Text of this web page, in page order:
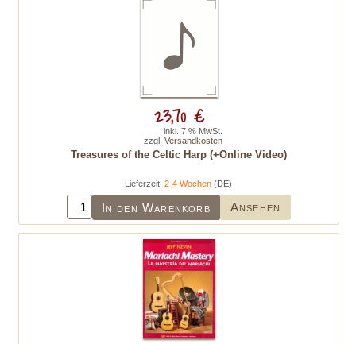
Treasures of the Celtic Harp (+Online Video)
Lieferzeit:2-4 Wochen (DE)
In den Warenkorb Ansehen
23,70 €
inkl. 7 % MwSt.
zzgl. Versandkosten